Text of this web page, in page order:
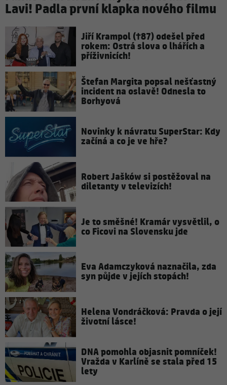
Lavi! Padla první klapka nového filmu
Jiří Krampol (†87) odešel před
rokem: Ostrá slova o lhářích a
příživnicích!
Štefan Margita popsal nešťastný
incident na oslavě! Odnesla to
Borhyová
Novinky k návratu SuperStar: Kdy
začíná a co je ve hře?
Robert Jašków si postěžoval na
diletanty v televizích!
Je to směšné! Kramár vysvětlil, o
co Ficovi na Slovensku jde
Eva Adamczyková naznačila, zda
syn půjde v jejích stopách!
Helena Vondráčková: Pravda o její
životní lásce!
DNA pomohla objasnit pomníček!
Vražda v Karlíně se stala před 15
lety